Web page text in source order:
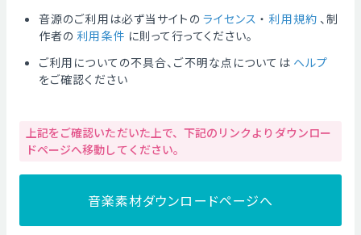
音源のご利用は必ず当サイトの ライセンス ・ 利用規約 、制
作者の 利用条件 に則って行ってください。
ご利用についての不具合、ご不明な点については ヘルプ
をご確認ください
上記をご確認いただいた上で、下記のリンクよりダウンロー
ドページへ移動してください。
音楽素材ダウンロードページへ